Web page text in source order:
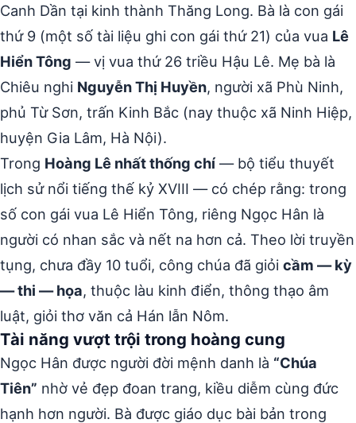
Canh Dần tại kinh thành Thăng Long. Bà là con gái
thứ 9 (một số tài liệu ghi con gái thứ 21) của vua Lê
Hiển Tông — vị vua thứ 26 triều Hậu Lê. Mẹ bà là
Chiêu nghi Nguyễn Thị Huyền, người xã Phù Ninh,
phủ Từ Sơn, trấn Kinh Bắc (nay thuộc xã Ninh Hiệp,
huyện Gia Lâm, Hà Nội).
Trong Hoàng Lê nhất thống chí — bộ tiểu thuyết
lịch sử nổi tiếng thế kỷ XVIII — có chép rằng: trong
số con gái vua Lê Hiển Tông, riêng Ngọc Hân là
người có nhan sắc và nết na hơn cả. Theo lời truyền
tụng, chưa đầy 10 tuổi, công chúa đã giỏi cầm — kỳ
— thi — họa, thuộc làu kinh điển, thông thạo âm
luật, giỏi thơ văn cả Hán lẫn Nôm.
Tài năng vượt trội trong hoàng cung
Ngọc Hân được người đời mệnh danh là “Chúa
Tiên” nhờ vẻ đẹp đoan trang, kiều diễm cùng đức
hạnh hơn người. Bà được giáo dục bài bản trong